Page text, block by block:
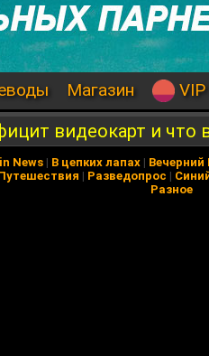
Магазин VIP
видеокарт и что
News | В цепких лапах | Вечерний
| Разведопрос |
Разное